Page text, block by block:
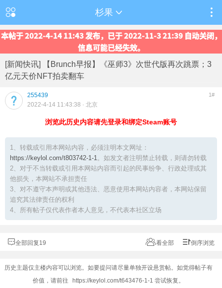
杉果
本帖于 2022-4-14 11:43 发布，已于 2022-11-3 21:39 自动关闭，
信息可能已经失效。
[新闻快讯] 【Brunch早报】《巫师3》次世代版再次跳票；3
亿元天价NFT拍卖翻车
255439 1#
2022-4-14 11:43:38 · 北京
浏览此历史内容请先登录和绑定Steam账号
1、转载或引用本网站内容，必须注明本文网址：
https://keylol.com/t803742-1-1。如发文者注明禁止转载，则请勿转载
2、对于不当转载或引用本网站内容而引起的民事纷争、行政处理或其
他损失，本网站不承担责任
3、对不遵守本声明或其他违法、恶意使用本网站内容者，本网站保留
追究其法律责任的权利
4、所有帖子仅代表作者本人意见，不代表本社区立场
全部回复19 看全部 倒序浏览
历史主题仅主楼内容可以浏览。如要提问请尽量单独开设悬赏帖。如觉得帖子有
价值，请前往
https://keylol.com/t643476-1-1 尝试恢复。